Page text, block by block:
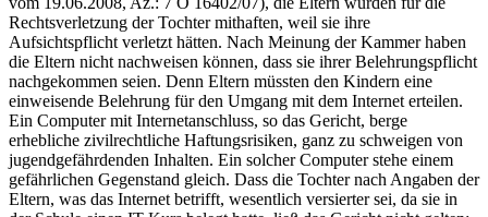
Rechtsverletzung der Tochter mithaften, weil sie ihre
Aufsichtspflicht verletzt hätten. Nach Meinung der Kammer haben
die Eltern nicht nachweisen können, dass sie ihrer Belehrungspflicht
nachgekommen seien. Denn Eltern müssten den Kindern eine
einweisende Belehrung für den Umgang mit dem Internet erteilen.
Ein Computer mit Internetanschluss, so das Gericht, berge
erhebliche zivilrechtliche Haftungsrisiken, ganz zu schweigen von
jugendgefährdenden Inhalten. Ein solcher Computer stehe einem
gefährlichen Gegenstand gleich. Dass die Tochter nach Angaben der
Eltern, was das Internet betrifft, wesentlich versierter sei, da sie in